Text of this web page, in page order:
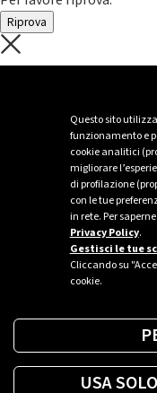
Questo sito
funzionamento e
cookie analitici
migliorare
di profilazione
con le tue
in rete. Per
Privacy Policy.
Gestisci le tue
Cliccando su
cookie.
USA
Riprova
C'è un
Per favore riprova piú
Sei
Trova la